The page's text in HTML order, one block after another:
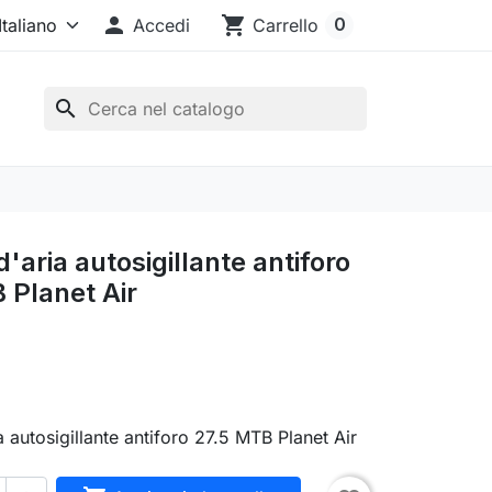
 Accedi shopping_cart Carrello 0
search
autosigillante antiforo
Planet Air
autosigillante antiforo 27.5 MTB Planet Air